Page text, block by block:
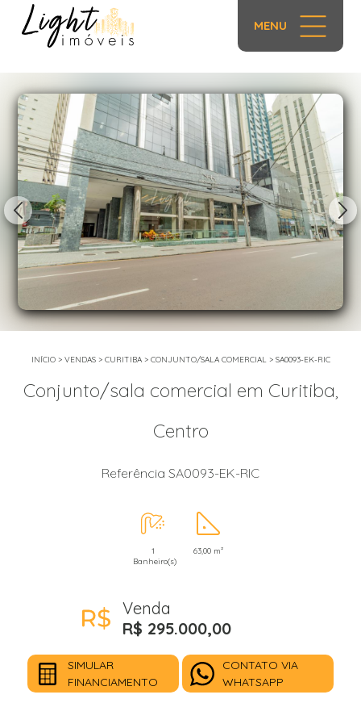
MENU
INÍCIO> VENDAS> CURITIBA> CONJUNTO/SALA COMERCIAL> SA0093-EK-RIC
Conjunto/sala comercial em Curitiba,
Centro
Referência SA0093-EK-RIC
1
Banheiro(s)
63,00 m²
Venda
R$ 295.000,00
SIMULAR
FINANCIAMENTO
CONTATO VIA
WHATSAPP